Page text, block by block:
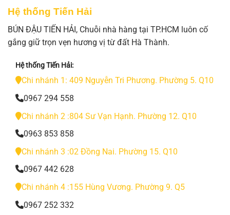
Hệ thống Tiến Hải
BÚN ĐẬU TIẾN HẢI, Chuỗi nhà hàng tại TP.HCM luôn cố
gắng giữ trọn vẹn hương vị từ đất Hà Thành.
Hệ thống Tiến Hải:
Chi nhánh 1: 409 Nguyễn Tri Phương. Phường 5. Q10
0967 294 558
Chi nhánh 2 :804 Sư Vạn Hạnh. Phường 12. Q10
0963 853 858
Chi nhánh 3 :02 Đồng Nai. Phường 15. Q10
0967 442 628
Chi nhánh 4 :155 Hùng Vương. Phường 9. Q5
0967 252 332